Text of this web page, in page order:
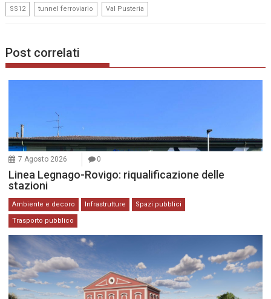
SS12 tunnel ferroviario Val Pusteria
Post correlati
7 Agosto 2026 0
Linea Legnago-Rovigo: riqualificazione delle
stazioni
Ambiente e decoro Infrastrutture Spazi pubblici
Trasporto pubblico